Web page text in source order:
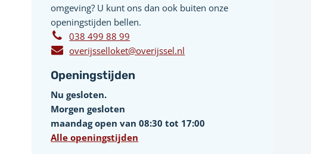
omgeving? U kunt ons dan ook buiten onze
openingstijden bellen.
038 499 88 99
overijsselloket@overijssel.nl
Openingstijden
Nu gesloten.
Morgen gesloten
maandag open van 08:30 tot 17:00
Alle openingstijden